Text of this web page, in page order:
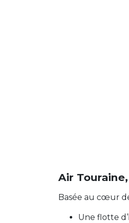
Air
Basée au cœur
Une flotte